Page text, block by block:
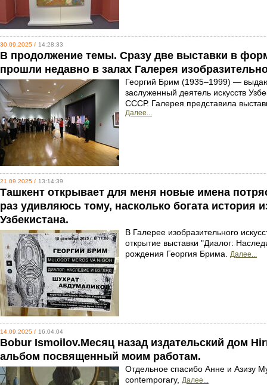
30.09.2025 / 14:28:33
В продолжение темы. Сразу две выставки в
прошли недавно в залах Галерея
Георгий Брим (1935–1999) —
заслуженный деятель искусств
СССР. Галерея представила
Далее...
21.09.2025 / 13:14:39
Ташкент открывает для меня новые имена
раз удивляюсь тому, насколько богата история
Узбекистана.
В Галерее изобразительного
открытие выставки "Диалог:
рождения Георгия Брима. Далее...
14.09.2025 / 16:04:04
Bobur Ismoilov.Месяц назад издательский дом
альбом посвященный моим работам.
Отдельное спасибо Анне и Азизу
contemporary, Далее...